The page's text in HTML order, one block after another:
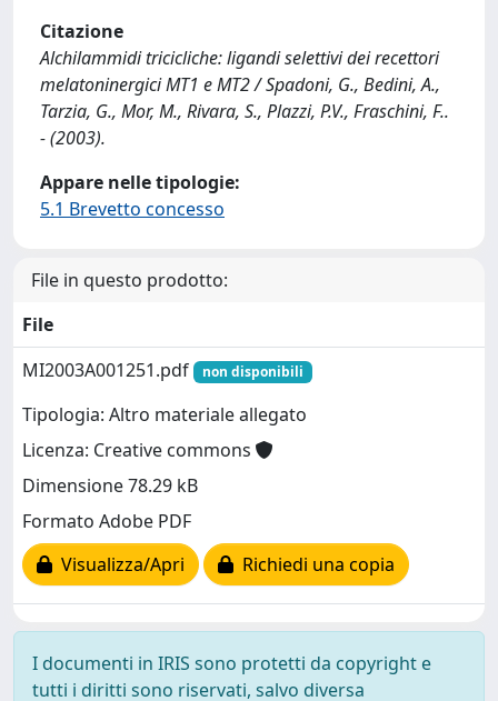
Citazione
Alchilammidi tricicliche: ligandi selettivi dei recettori
melatoninergici MT1 e MT2 / Spadoni, G., Bedini, A.,
Tarzia, G., Mor, M., Rivara, S., Plazzi, P.V., Fraschini, F..
- (2003).
Appare nelle tipologie:
5.1 Brevetto concesso
File in questo prodotto:
File
MI2003A001251.pdf
non disponibili
Tipologia: Altro materiale allegato
Licenza: Creative commons
Dimensione 78.29 kB
Formato Adobe PDF
Visualizza/Apri
Richiedi una copia
I documenti in IRIS sono protetti da copyright e
tutti i diritti sono riservati, salvo diversa